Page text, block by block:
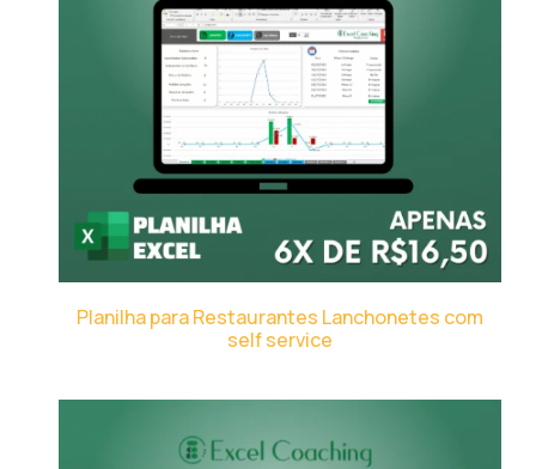
Planilha para Restaurantes Lanchonetes com
self service